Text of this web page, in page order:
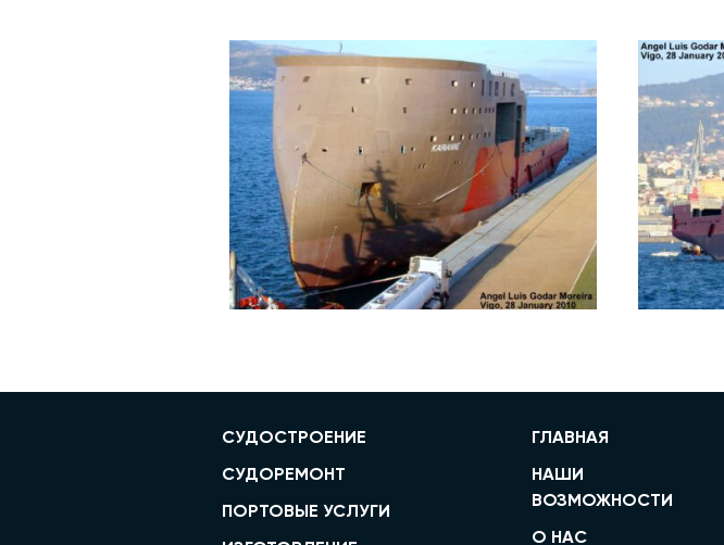
СУДОСТРОЕНИЕ
СУДОРЕМОНТ
ПОРТОВЫЕ УСЛУГИ
ГЛАВНАЯ
НАШИ
ВОЗМОЖНОСТИ
О НАС